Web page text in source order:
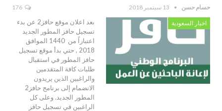
حسام حسن 13 سبتمبر 2018
اخبار السعودية
بعد اعلان موقع حافز2 عن بدء
تسجيل حافز المطور الجديد
اعتباراً من 1440 الموافق
2018 , حتي بدأ موقع تسجيل
حافز المطور في استقبال
طلبات كافة المتقدمين
والراغبين الذين يريدون
الانضمام إلى برنامج حافز2
المطور الجديد. وعلى كل
الراغبين في تسجيل حافز